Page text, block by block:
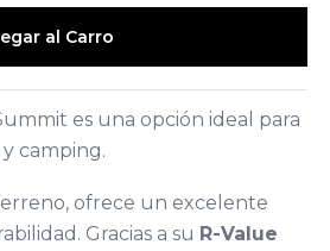
al Carro
es una opción ideal para
camping.
ofrece un excelente
Gracias a su R-Value